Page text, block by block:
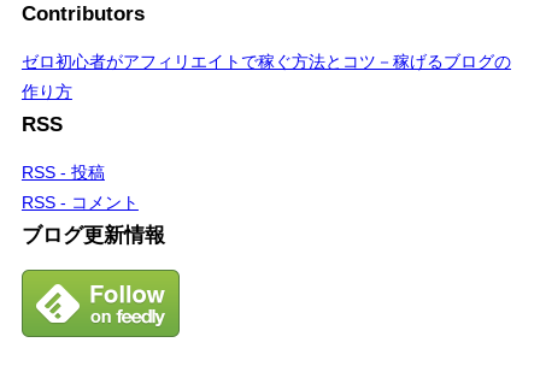
Contributors
ゼロ初心者がアフィリエイトで稼ぐ方法とコツ－稼げるブログの
作り方
RSS
RSS - 投稿
RSS - コメント
ブログ更新情報